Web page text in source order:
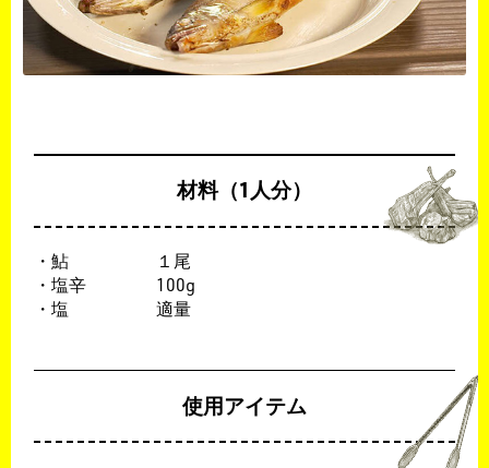
材料（1人分）
・鮎 １尾
・塩辛 100g
・塩 適量
使用アイテム